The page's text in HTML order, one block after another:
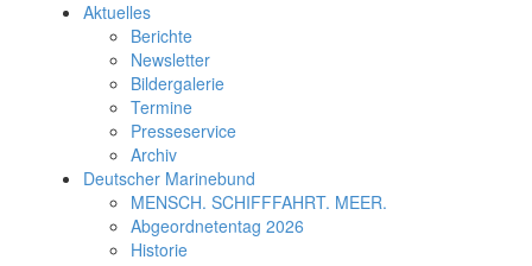
Aktuelles
Berichte
Newsletter
Bildergalerie
Termine
Presseservice
Archiv
Deutscher Marinebund
MENSCH. SCHIFFFAHRT. MEER.
Abgeordnetentag 2026
Historie